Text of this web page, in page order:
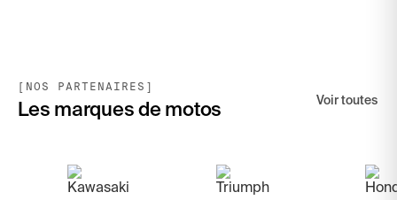
[NOS PARTENAIRES]
Les marques de motos Voir toutes